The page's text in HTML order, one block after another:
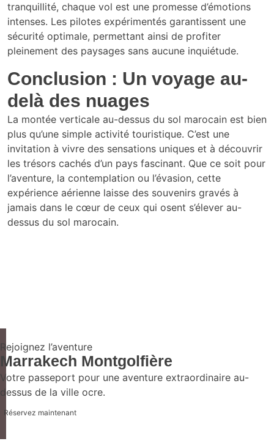
tranquillité, chaque vol est une promesse d’émotions
intenses. Les pilotes expérimentés garantissent une
sécurité optimale, permettant ainsi de profiter
pleinement des paysages sans aucune inquiétude.
Conclusion : Un voyage au-
delà des nuages
La montée verticale au-dessus du sol marocain est bien
plus qu’une simple activité touristique. C’est une
invitation à vivre des sensations uniques et à découvrir
les trésors cachés d’un pays fascinant. Que ce soit pour
l’aventure, la contemplation ou l’évasion, cette
expérience aérienne laisse des souvenirs gravés à
jamais dans le cœur de ceux qui osent s’élever au-
dessus du sol marocain.
Rejoignez l’aventure
Marrakech Montgolfière
Votre passeport pour une aventure extraordinaire au-
dessus de la ville ocre.
Réservez maintenant